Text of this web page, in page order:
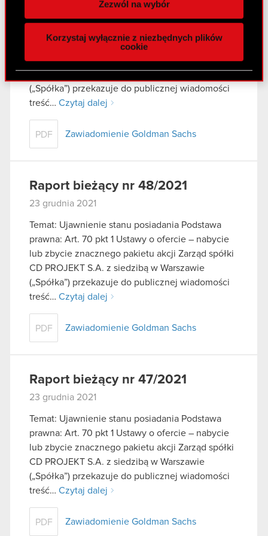
funkcje społecznościowe i analizować ruch w
naszej witrynie. Informacje o tym, jak korzystasz
z naszej witryny, udostępniamy partnerom
Partnerzy mogą połączyć te informacje z innymi
danymi otrzymanymi od Ciebie lub uzyskanymi
podczas korzystania z ich usług. Kontynuując
Zezwól na wybór
Korzystaj wyłącznie z niezbędnych plików
cookie
Temat: Ujawnienie stanu posiadania Podstawa
prawna: Art. 70 pkt 1 Ustawy o ofercie – nabycie
lub zbycie znacznego pakietu akcji Zarząd spółki
CD PROJEKT S.A. z siedzibą w Warszawie
(„Spółka”) przekazuje do publicznej wiadomości
treść… Czytaj dalej
PDF Zawiadomienie Goldman Sachs
Raport bieżący nr 48/2021
23 grudnia 2021
Temat: Ujawnienie stanu posiadania Podstawa
prawna: Art. 70 pkt 1 Ustawy o ofercie – nabycie
lub zbycie znacznego pakietu akcji Zarząd spółki
CD PROJEKT S.A. z siedzibą w Warszawie
(„Spółka”) przekazuje do publicznej wiadomości
treść… Czytaj dalej
PDF Zawiadomienie Goldman Sachs
Raport bieżący nr 47/2021
23 grudnia 2021
Temat: Ujawnienie stanu posiadania Podstawa
prawna: Art. 70 pkt 1 Ustawy o ofercie – nabycie
lub zbycie znacznego pakietu akcji Zarząd spółki
CD PROJEKT S.A. z siedzibą w Warszawie
(„Spółka”) przekazuje do publicznej wiadomości
treść… Czytaj dalej
PDF Zawiadomienie Goldman Sachs